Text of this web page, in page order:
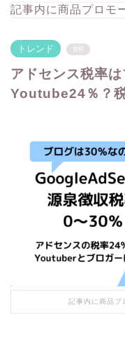
記事内に商品プロモ
トレンド PR
アドセンス税率
Youtube24％？
記事内に商品プ